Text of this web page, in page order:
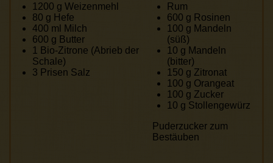
1200 g Weizenmehl
80 g Hefe
400 ml
Milch
600 g Butter
1
Bio-Zitrone (Abrieb der
Schale)
3 Prisen Salz
Rum
600 g Rosinen
100 g Mandeln
(süß)
10 g Mandeln
(bitter)
150 g Zitronat
100 g Orangeat
100 g Zucker
10 g Stollengewürz
Puderzucker zum
Bestäuben